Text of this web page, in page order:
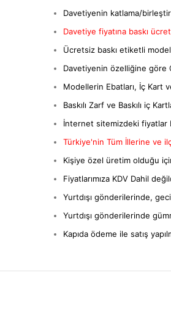
Davetiyenin katlama/
Davetiye fiyatına baskı
Ücretsiz baskı etiketli
Davetiyenin özelliğine göre
Modellerin Ebatları, İç Kart
Baskılı Zarf ve Baskılı iç
İnternet sitemizdeki fiyatlar
Türkiye'nin Tüm İllerine ve
Kişiye özel üretim olduğu
Fiyatlarımıza KDV Dahil
Yurtdışı gönderilerinde,
Yurtdışı gönderilerinde
Kapıda ödeme ile satış